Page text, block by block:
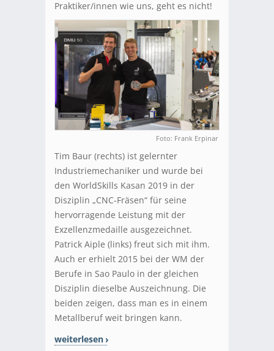
Praktiker/innen wie uns, geht es nicht!
Foto: Frank Erpinar
Tim Baur (rechts) ist gelernter
Industriemechaniker und wurde bei
den WorldSkills Kasan 2019 in der
Disziplin „CNC-Fräsen“ für seine
hervorragende Leistung mit der
Exzellenzmedaille ausgezeichnet.
Patrick Aiple (links) freut sich mit ihm.
Auch er erhielt 2015 bei der WM der
Berufe in Sao Paulo in der gleichen
Disziplin dieselbe Auszeichnung. Die
beiden zeigen, dass man es in einem
Metallberuf weit bringen kann.
weiterlesen